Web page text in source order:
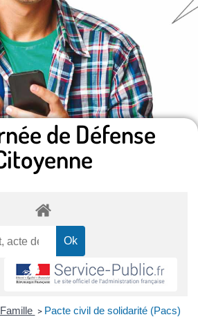
de Défense
Famille > Pacte civil de solidarité (Pacs)